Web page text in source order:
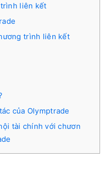
liên kết
trình liên kết
của Olymptrade
tài chính với chươn